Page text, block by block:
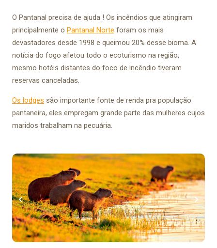
O Pantanal precisa de ajuda ! Os incêndios que atingiram
principalmente o Pantanal Norte foram os mais
devastadores desde 1998 e queimou 20% desse bioma. A
notícia do fogo afetou todo o ecoturismo na região,
mesmo hotéis distantes do foco de incêndio tiveram
reservas canceladas.
Os lodges são importante fonte de renda pra população
pantaneira, eles empregam grande parte das mulheres cujos
maridos trabalham na pecuária.